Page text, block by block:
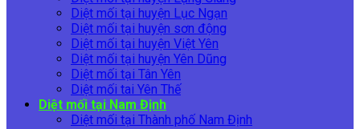
Diệt mối tại huyện Lục Ngạn
Diệt mối tại huyện sơn động
Diệt mối tại huyện Việt Yên
Diệt mối tại huyện Yên Dũng
Diệt mối tại Tân Yên
Diệt mối tai Yên Thế
Diệt mối tại Nam Định
Diệt mối tại Thành phố Nam Định